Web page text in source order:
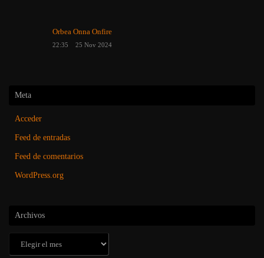
Orbea Onna Onfire
22:35 25 Nov 2024
Meta
Acceder
Feed de entradas
Feed de comentarios
WordPress.org
Archivos